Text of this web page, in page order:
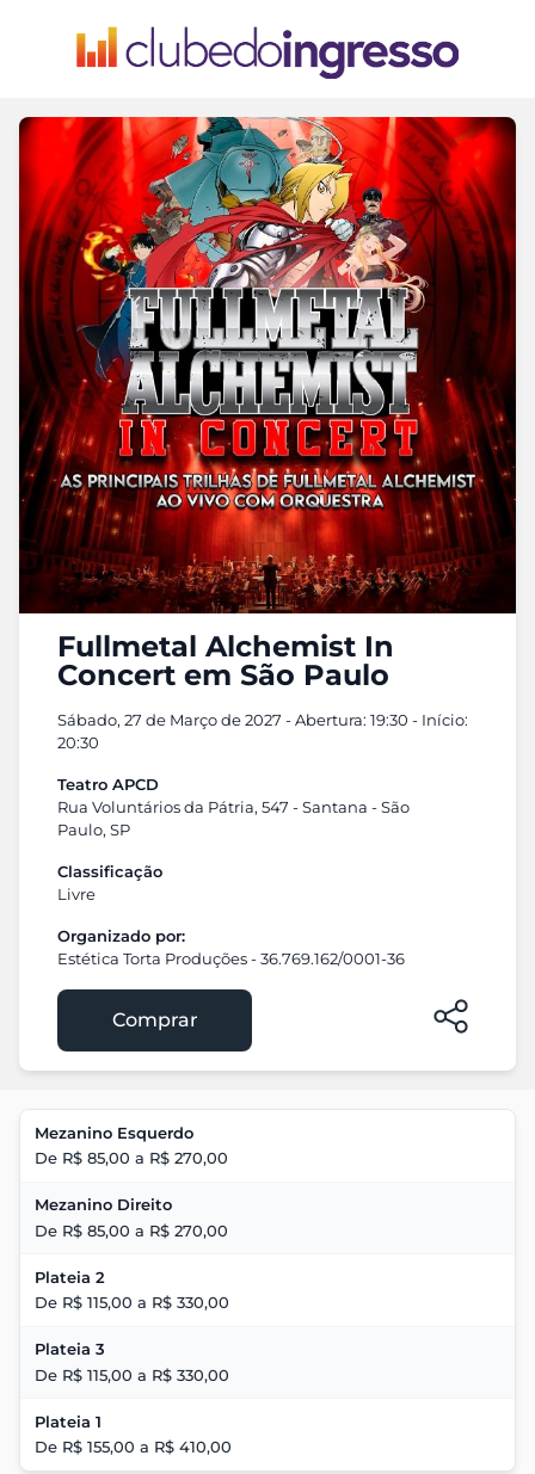
Fullmetal Alchemist In
Concert em São Paulo
Sábado, 27 de Março de 2027 - Abertura: 19:30 - Início:
20:30
Teatro APCD
Rua Voluntários da Pátria, 547 - Santana - São
Paulo, SP
Classificação
Livre
Organizado por:
Estética Torta Produções - 36.769.162/0001-36
Comprar
Mezanino Esquerdo
De R$ 85,00 a R$ 270,00
Mezanino Direito
De R$ 85,00 a R$ 270,00
Plateia 2
De R$ 115,00 a R$ 330,00
Plateia 3
De R$ 115,00 a R$ 330,00
Plateia 1
De R$ 155,00 a R$ 410,00